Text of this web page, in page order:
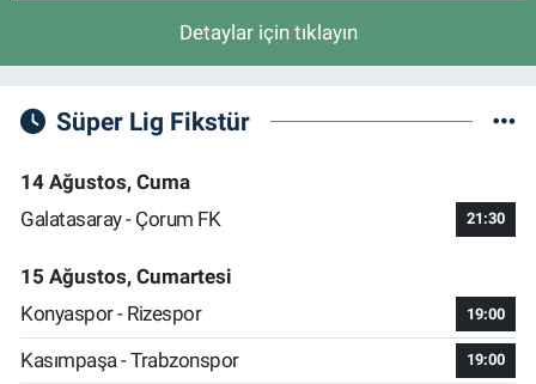
Detaylar için tıklayın
Süper Lig Fikstür
14 Ağustos, Cuma
Galatasaray - Çorum FK
21:30
15 Ağustos, Cumartesi
Konyaspor - Rizespor
19:00
Kasımpaşa - Trabzonspor 19:00